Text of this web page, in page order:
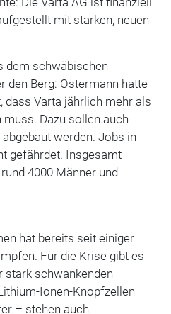
mit starken, neuen
dem schwäbischen
den Berg: Ostermann hatte
dass Varta jährlich mehr als
Dazu sollen auch
werden. Jobs in
gefährdet. Insgesamt
4000 Männer und
hat bereits seit einiger
Für die Krise gibt es
stark schwankenden
Ionen-Knopfzellen –
– stehen auch